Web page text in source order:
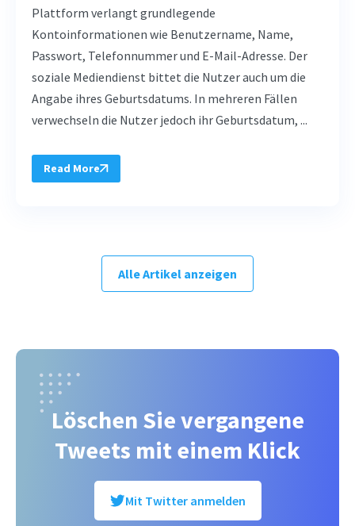
Plattform verlangt grundlegende
Kontoinformationen wie Benutzername, Name,
Passwort, Telefonnummer und E-Mail-Adresse. Der
soziale Mediendienst bittet die Nutzer auch um die
Angabe ihres Geburtsdatums. In mehreren Fällen
verwechseln die Nutzer jedoch ihr Geburtsdatum, ...
Read More
Alle Artikel anzeigen
Löschen Sie vergangene
Tweets mit einem Klick
Mit Twitter anmelden